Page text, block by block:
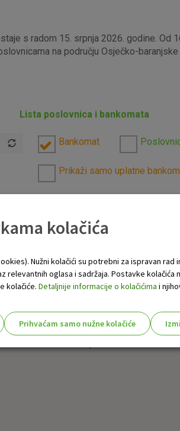
s radom 15. srpnja 2026. godine.
na području Osječko-baranjske
Lista poslovnica i bankomata
Bankomat
Prikaži samo uplatne
kolačića
Nužni kolačići su potrebni za ispravan
relevantnih oglasa i sadržaja. Postavke
kolačiće. Detaljnije informacije o kolačićima i
Prihvaćam samo nužne kolačiće